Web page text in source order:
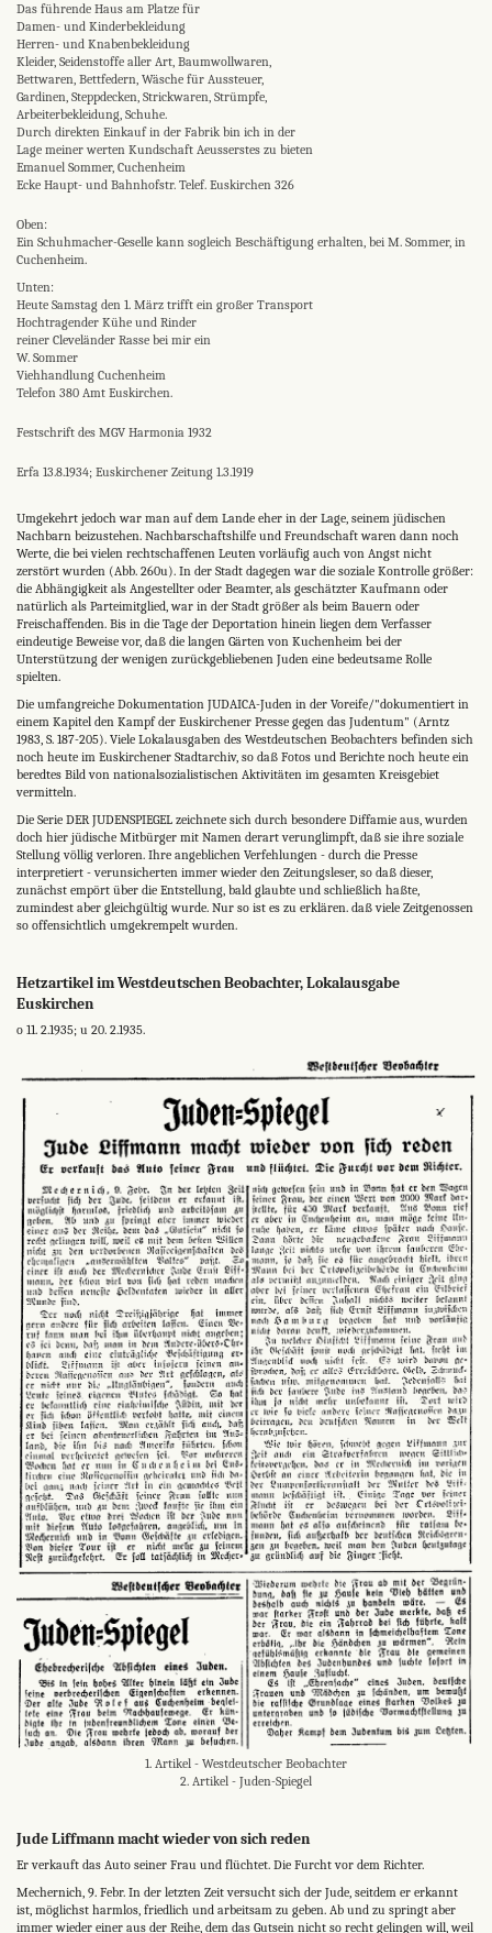
Das führende Haus am Platze für
Damen- und Kinderbekleidung
Herren- und Knabenbekleidung
Kleider, Seidenstoffe aller Art, Baumwollwaren,
Bettwaren, Bettfedern, Wäsche für Aussteuer,
Gardinen, Steppdecken, Strickwaren, Strümpfe,
Arbeiterbekleidung, Schuhe.
Durch direkten Einkauf in der Fabrik bin ich in der
Lage meiner werten Kundschaft Aeusserstes zu bieten
Emanuel Sommer, Cuchenheim
Ecke Haupt- und Bahnhofstr. Telef. Euskirchen 326
Oben:
Ein Schuhmacher-Geselle kann sogleich Beschäftigung erhalten, bei M. Sommer, in
Cuchenheim.
Unten:
Heute Samstag den 1. März trifft ein großer Transport
Hochtragender Kühe und Rinder
reiner Cleveländer Rasse bei mir ein
W. Sommer
Viehhandlung Cuchenheim
Telefon 380 Amt Euskirchen.
Festschrift des MGV Harmonia 1932
Erfa 13.8.1934; Euskirchener Zeitung 1.3.1919
Umgekehrt jedoch war man auf dem Lande eher in der Lage, seinem jüdischen
Nachbarn beizustehen. Nachbarschaftshilfe und Freundschaft waren dann noch
Werte, die bei vielen rechtschaffenen Leuten vorläufig auch von Angst nicht
zerstört wurden (Abb. 260u). In der Stadt dagegen war die soziale Kontrolle größer:
die Abhängigkeit als Angestellter oder Beamter, als geschätzter Kaufmann oder
natürlich als Parteimitglied, war in der Stadt größer als beim Bauern oder
Freischaffenden. Bis in die Tage der Deportation hinein liegen dem Verfasser
eindeutige Beweise vor, daß die langen Gärten von Kuchenheim bei der
Unterstützung der wenigen zurückgebliebenen Juden eine bedeutsame Rolle
spielten.
Die umfangreiche Dokumentation JUDAICA-Juden in der Voreife/"dokumentiert in
einem Kapitel den Kampf der Euskirchener Presse gegen das Judentum" (Arntz
1983, S. 187-205). Viele Lokalausgaben des Westdeutschen Beobachters befinden sich
noch heute im Euskirchener Stadtarchiv, so daß Fotos und Berichte noch heute ein
beredtes Bild von nationalsozialistischen Aktivitäten im gesamten Kreisgebiet
vermitteln.
Die Serie DER JUDENSPIEGEL zeichnete sich durch besondere Diffamie aus, wurden
doch hier jüdische Mitbürger mit Namen derart verunglimpft, daß sie ihre soziale
Stellung völlig verloren. Ihre angeblichen Verfehlungen - durch die Presse
interpretiert - verunsicherten immer wieder den Zeitungsleser, so daß dieser,
zunächst empört über die Entstellung, bald glaubte und schließlich haßte,
zumindest aber gleichgültig wurde. Nur so ist es zu erklären. daß viele Zeitgenossen
so offensichtlich umgekrempelt wurden.
Hetzartikel im Westdeutschen Beobachter, Lokalausgabe
Euskirchen
o 11. 2.1935; u 20. 2.1935.
1. Artikel - Westdeutscher Beobachter
2. Artikel - Juden-Spiegel
Jude Liffmann macht wieder von sich reden
Er verkauft das Auto seiner Frau und flüchtet. Die Furcht vor dem Richter.
Mechernich, 9. Febr. In der letzten Zeit versucht sich der Jude, seitdem er erkannt
ist, möglichst harmlos, friedlich und arbeitsam zu geben. Ab und zu springt aber
immer wieder einer aus der Reihe, dem das Gutsein nicht so recht gelingen will, weil